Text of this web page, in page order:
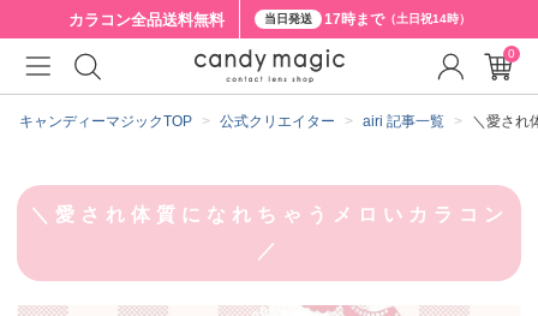
カラコン全品送料無料 当日発送 17時まで（土日祝14時）
キャンディーマジックTOP 公式クリエイター airi 記事一覧 ＼愛され
＼愛され体質になれちゃうメロいカラコン
／
0